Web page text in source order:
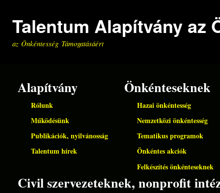
Talentum Alapítvány az
az Önkéntesség Támogatásáért
Alapítvány
Rólunk
Működésünk
Publikációk, nyilvánosság
Talentum hírek
Önkénteseknek
Hazai önkéntesség
Nemzetközi önkéntesség
Tematikus programok
Önkéntes akciók
Felkészítés önkénteseknek
Civil szervezeteknek, nonprofit